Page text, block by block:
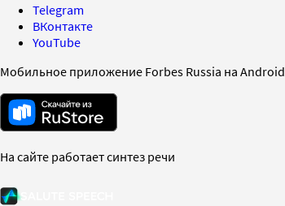
Telegram
ВКонтакте
YouTube
Мобильное приложение Forbes Russia на Android
На сайте работает синтез речи